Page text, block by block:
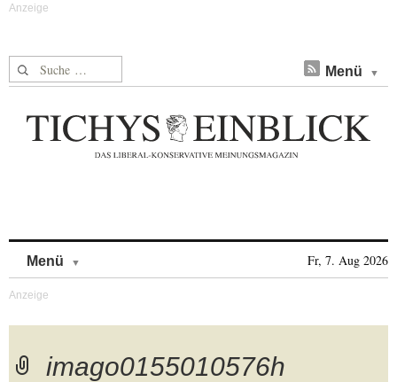
Suche nach: Menü
Menü Fr, 7. Aug 2026
imago0155010576h